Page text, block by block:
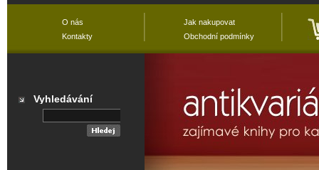
O nás
Kontakty
Jak nakupovat
Obchodní podmínky
Vyhledávání